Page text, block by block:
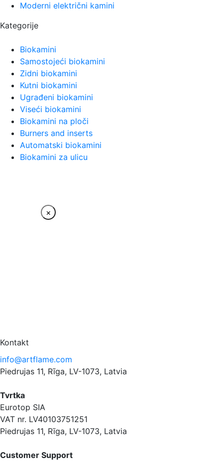
Moderni električni kamini
Kategorije
Biokamini
Samostojeći biokamini
Zidni biokamini
Kutni biokamini
Ugrađeni biokamini
Viseći biokamini
Biokamini na ploči
Burners and inserts
Automatski biokamini
Biokamini za ulicu
×
Kontakt
info@artflame.com
Piedrujas 11, Rīga, LV-1073, Latvia
Tvrtka
Eurotop SIA
VAT nr. LV40103751251
Piedrujas 11, Rīga, LV-1073, Latvia
Сustomer Support